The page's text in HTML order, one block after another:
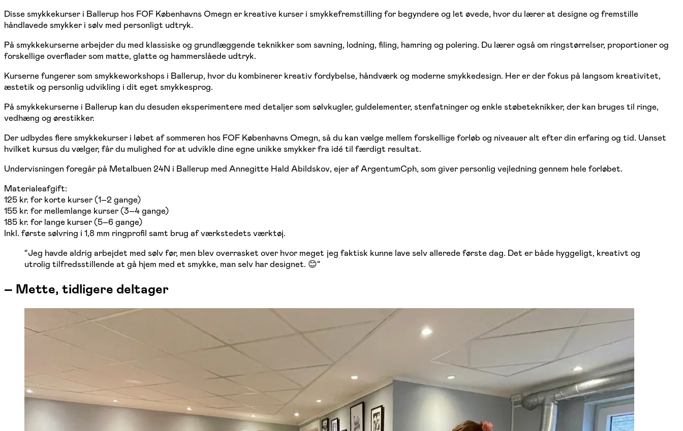
Disse smykkekurser i Ballerup hos FOF Københavns Omegn er kreative kurser i smykkefremstilling for begyndere og let øvede, hvor du lærer at designe og fremstille
håndlavede smykker i sølv med personligt udtryk.
På smykkekurserne arbejder du med klassiske og grundlæggende teknikker som savning, lodning, filing, hamring og polering. Du lærer også om ringstørrelser, proportioner og
forskellige overflader som matte, glatte og hammerslåede udtryk.
Kurserne fungerer som smykkeworkshops i Ballerup, hvor du kombinerer kreativ fordybelse, håndværk og moderne smykkedesign. Her er der fokus på langsom kreativitet,
æstetik og personlig udvikling i dit eget smykkesprog.
På smykkekurserne i Ballerup kan du desuden eksperimentere med detaljer som sølvkugler, guldelementer, stenfatninger og enkle støbeteknikker, der kan bruges til ringe,
vedhæng og ørestikker.
Der udbydes flere smykkekurser i løbet af sommeren hos FOF Københavns Omegn, så du kan vælge mellem forskellige forløb og niveauer alt efter din erfaring og tid. Uanset
hvilket kursus du vælger, får du mulighed for at udvikle dine egne unikke smykker fra idé til færdigt resultat.
Undervisningen foregår på Metalbuen 24N i Ballerup med Annegitte Hald Abildskov, ejer af ArgentumCph, som giver personlig vejledning gennem hele forløbet.
Materialeafgift:
125 kr. for korte kurser (1–2 gange)
155 kr. for mellemlange kurser (3–4 gange)
185 kr. for lange kurser (5–6 gange)
Inkl. første sølvring i 1,8 mm ringprofil samt brug af værkstedets værktøj.
“Jeg havde aldrig arbejdet med sølv før, men blev overrasket over hvor meget jeg faktisk kunne lave selv allerede første dag. Det er både hyggeligt, kreativt og
utrolig tilfredsstillende at gå hjem med et smykke, man selv har designet. 😊“
– Mette, tidligere deltager